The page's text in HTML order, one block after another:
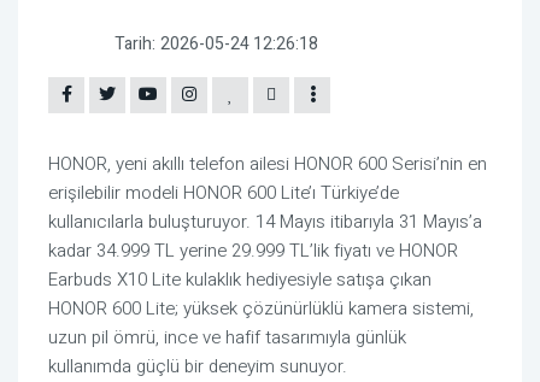
Tarih: 2026-05-24 12:26:18
HONOR, yeni akıllı telefon ailesi HONOR 600 Serisi’nin en
erişilebilir modeli HONOR 600 Lite’ı Türkiye’de
kullanıcılarla buluşturuyor. 14 Mayıs itibarıyla 31 Mayıs’a
kadar 34.999 TL yerine 29.999 TL’lik fiyatı ve HONOR
Earbuds X10 Lite kulaklık hediyesiyle satışa çıkan
HONOR 600 Lite; yüksek çözünürlüklü kamera sistemi,
uzun pil ömrü, ince ve hafif tasarımıyla günlük
kullanımda güçlü bir deneyim sunuyor.